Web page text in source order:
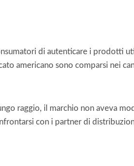
di autenticare i prodotti
americano sono comparsi nei
raggio, il marchio non aveva
con i partner di